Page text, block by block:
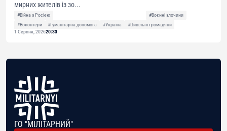
мирних жителів із зо...
#Війна з Росією
#Воєнні злочини
#Волонтери
#Гуманітарна допомога #Україна
#Цивільні громадяни
1 Серпня, 202620:33
ГО "МІЛІТАРНИЙ"